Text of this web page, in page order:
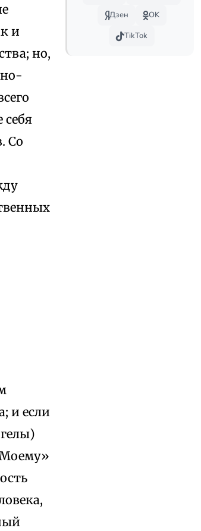
и
но,
себя
Со
и если
Моему»
Дзен
OK
TikTok